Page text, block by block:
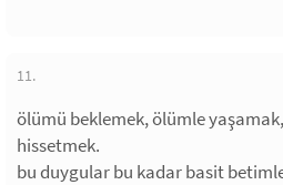
11.
ölümü beklemek, ölümle
hissetmek.
bu duygular bu kadar basit